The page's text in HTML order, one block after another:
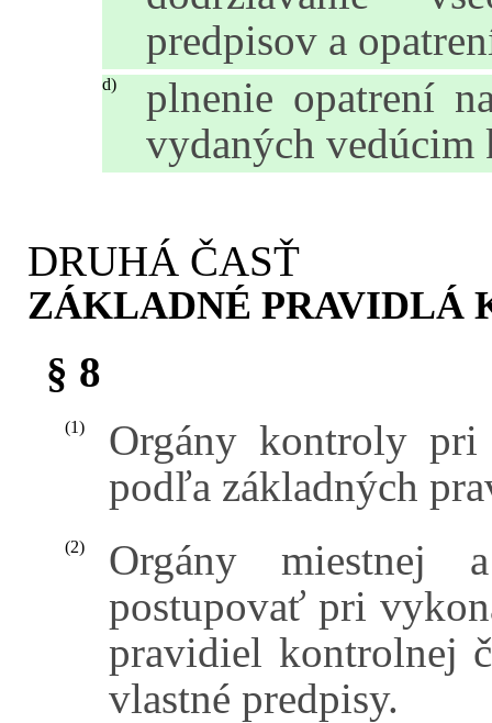
predpisov a
d)
plnenie opatrení
vydaných vedúcim
DRUHÁ ČASŤ
ZÁKLADNÉ PRAVIDLÁ
§ 8
(1)
Orgány kontroly
podľa základných
(2)
Orgány miestnej
postupovať pri
pravidiel kontrolnej
vlastné predpisy.